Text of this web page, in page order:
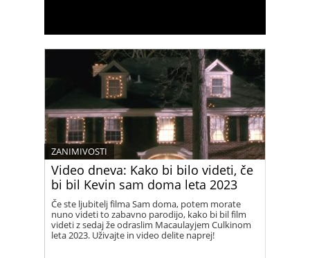
Video dneva: Kako bi bilo videti, če
bi bil Kevin sam doma leta 2023
ZANIMIVOSTI
Če ste ljubitelj filma Sam doma, potem morate
nuno videti to zabavno parodijo, kako bi bil film
videti z sedaj že odraslim Macaulayjem Culkinom
leta 2023. Uživajte in video delite naprej!